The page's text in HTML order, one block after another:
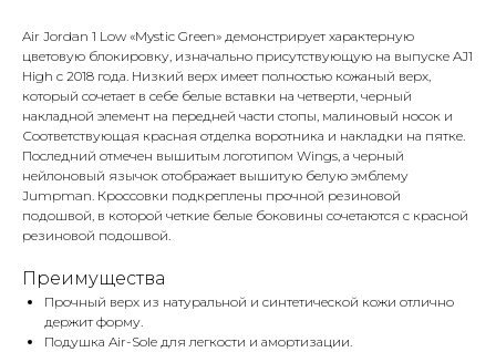
Air Jordan 1 Low «Mystic Green» демонстрирует характерную
цветовую блокировку, изначально присутствующую на выпуске AJ1
High с 2018 года. Низкий верх имеет полностью кожаный верх,
который сочетает в себе белые вставки на четверти, черный
накладной элемент на передней части стопы, малиновый носок и
Соответствующая красная отделка воротника и накладки на пятке.
Последний отмечен вышитым логотипом Wings, а черный
нейлоновый язычок отображает вышитую белую эмблему
Jumpman. Кроссовки подкреплены прочной резиновой
подошвой, в которой четкие белые боковины сочетаются с красной
резиновой подошвой.
Преимущества
Прочный верх из натуральной и синтетической кожи отлично
держит форму.
Подушка Air-Sole для легкости и амортизации.